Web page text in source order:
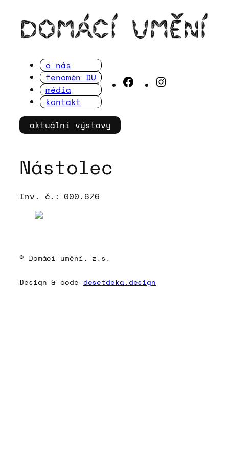
obsah
o nás
fenomén DU
média
kontakt
Facebook
aktuální výstavy
Nástolec
Inv. č.: 000.676
© Domácí umění, z.s.
Design & code desetdeka.design